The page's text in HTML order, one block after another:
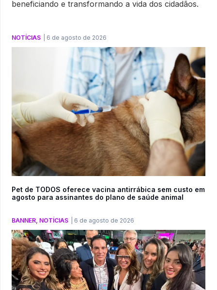
beneficiando e transformando a vida dos cidadãos.
NOTÍCIAS 6 de agosto de 2026
Pet de TODOS oferece vacina antirrábica sem custo em
agosto para assinantes do plano de saúde animal
BANNER, NOTÍCIAS 6 de agosto de 2026